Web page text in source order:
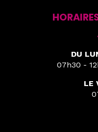
DU
07h30 -
LE